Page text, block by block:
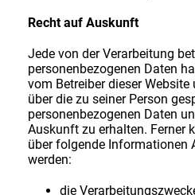
Recht auf Auskunft
Jede von der Verarbeitung
personenbezogenen Daten
vom Betreiber dieser
über die zu seiner Person
personenbezogenen Daten
Auskunft zu erhalten. Ferner
über folgende Informationen
werden:
die